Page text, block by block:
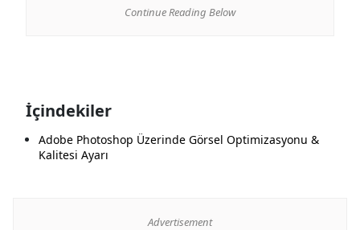
Continue Reading Below
İçindekiler
Adobe Photoshop Üzerinde Görsel Optimizasyonu &
Kalitesi Ayarı
Advertisement